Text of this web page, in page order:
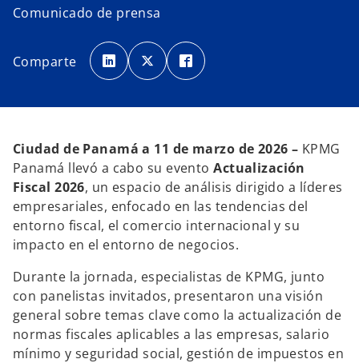
Comunicado de prensa
Comparte e
a
b
p
e
s
a
ñ
a
u
v
e
a
b
a
p
s
a
a
n
u
e
v
e
a
p
s
t
a
a
u
v
Ciudad de Panamá a 11 de marzo de 2026 – KPMG
Panamá llevó a cabo su eventoActualización
Fiscal 2026, un espacio de análisis dirigido a líderes
empresariales, enfocado en las tendencias del
entorno fiscal, el comercio internacional y su
impacto en el entorno de negocios.
Durante la jornada, especialistas de KPMG, junto
con panelistas invitados, presentaron una visión
general sobre temas clave como la actualización de
normas fiscales aplicables a las empresas, salario
mínimo y seguridad social, gestión de impuestos en